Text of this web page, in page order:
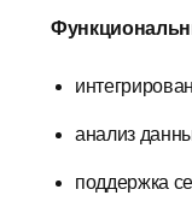
анализ
поддержка